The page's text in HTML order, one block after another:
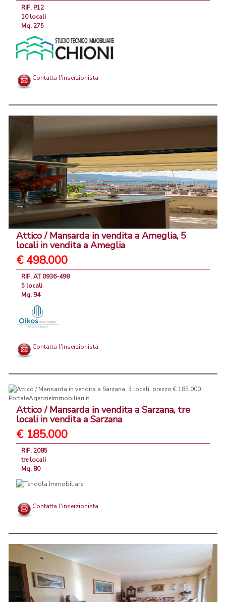
RIF. P12
10 locali
Mq. 275
Contatta l'inserzionista
Attico / Mansarda in vendita a Ameglia, 5
locali in vendita a Ameglia
€ 498.000
RIF. AT 0936-498
5 locali
Mq. 94
Contatta l'inserzionista
Attico / Mansarda in vendita a Sarzana, tre
locali in vendita a Sarzana
€ 185.000
RIF. 2085
tre locali
Mq. 80
Contatta l'inserzionista